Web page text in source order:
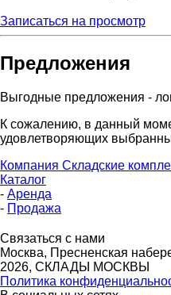
Записаться на просмотр
Предложения
Выгодные предложения -
К сожалению, в данный
удовлетворяющих
Компания Складские
Каталог
- Аренда
- Продажа
Связаться с нами
Москва, Пресненская
2026, СКЛАДЫ МОСКВЫ
Политика